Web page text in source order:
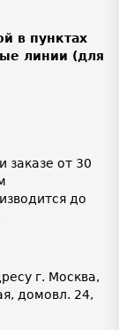
в пунктах
линии (для
заказе от 30
до
г. Москва,
домовл. 24,